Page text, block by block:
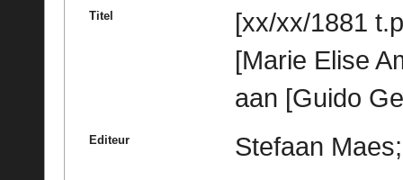
Titel
[xx/xx/1881
[Marie Elise
aan [Guido
Editeur Stefaan